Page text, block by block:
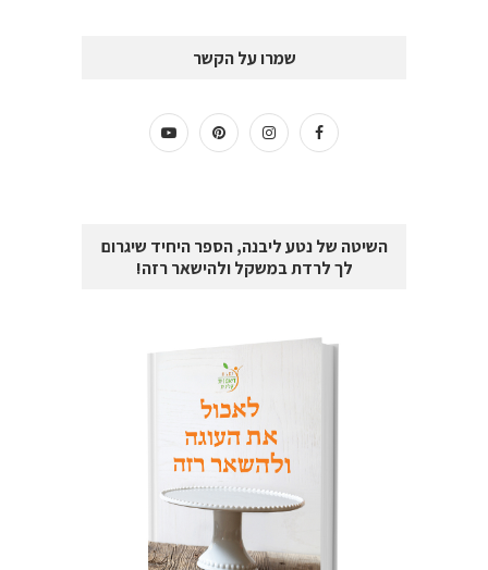
שמרו על הקשר
השיטה של נטע ליבנה, הספר היחיד שיגרום
לך לרדת במשקל ולהישאר רזה!